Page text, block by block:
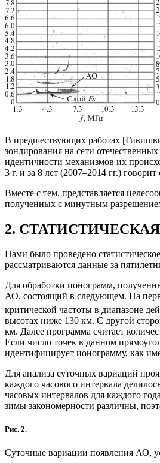
В предшествующих работах
зондирования на сети
идентичности механизмов их
3 г. и за 8 лет (2007–2014 гг.)
Вместе с тем, представляется
полученных с минутным
2.
Нами было проведено
рассматриваются данные за
Для обработки ионограмм,
АО, состоящий в следующем. На
критической частоты в диапазоне
высотах ниже 130 км. С другой
км. Далее программа считает
Если число точек в данном
идентифицирует ионограмму, как
Для анализа суточных вариаций
каждого часового интервала
часовых интервалов для каждого
зимы закономерности различны,
Рис. 2.
Суточные вариации появления АО,